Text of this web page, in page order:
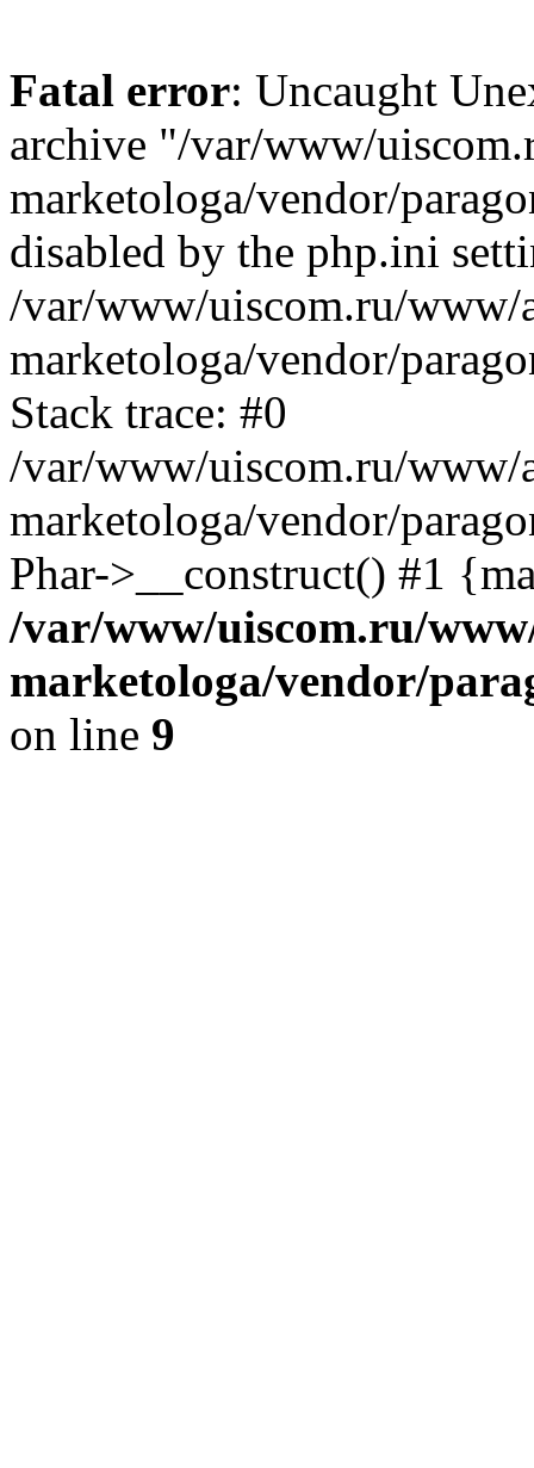
Fatal error: Uncaught
archive "/var/www/
marketologa/vendor/
disabled by the php.ini
/var/www/uiscom.ru/www/
marketologa/vendor/
Stack trace: #0
/var/www/uiscom.ru/www/
marketologa/vendor/
Phar->__construct() #1
/var/www/uiscom.ru/
marketologa/vendor/
on line 9